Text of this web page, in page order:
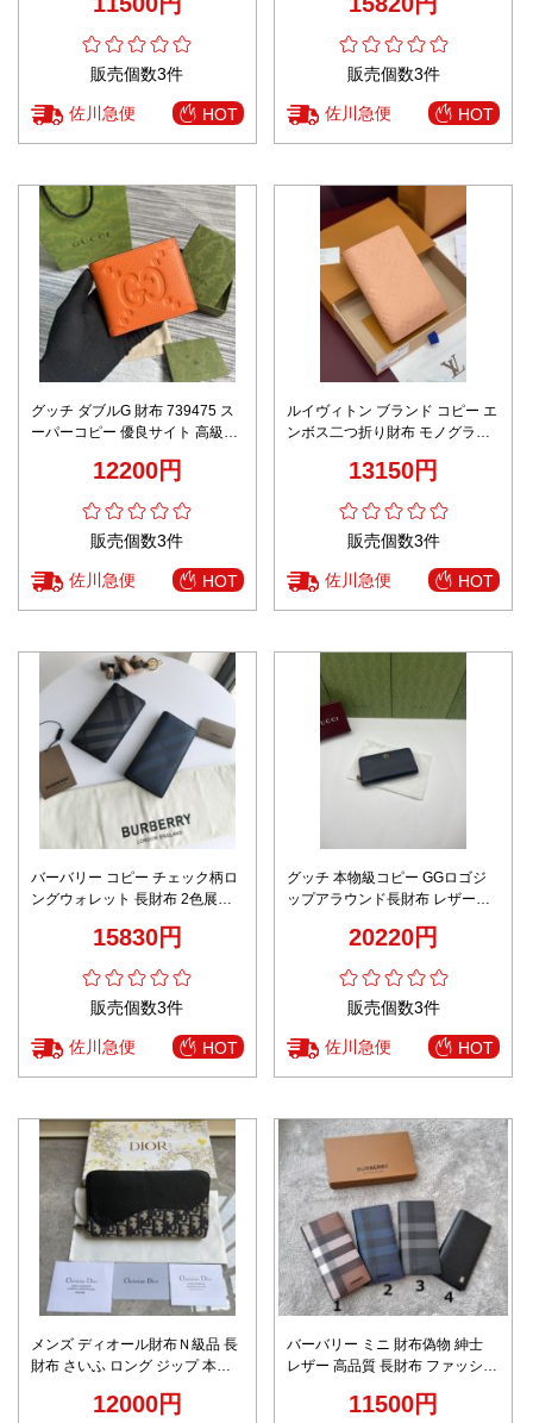
販売個数3件
佐川急便 HOT
く 安心取引モデル
販売個数3件
佐川急便 HOT
グッチ ダブルG 財布 739475 ス
ーパーコピー 優良サイト 高級感
レビュー高リピ率 安心サイト
12200円
販売個数3件
佐川急便 HOT
ルイヴィトン ブランド コピー エ
ンボス二つ折り財布 モノグラム
13150円
販売個数3件
佐川急便 HOT
バーバリー コピー チェック柄ロ
ングウォレット 長財布 2色展開
15830円
販売個数3件
佐川急便 HOT
グッチ 本物級コピー GGロゴジ
ップアラウンド長財布 レザーウ
20220円
販売個数3件
佐川急便 HOT
メンズ ディオール財布Ｎ級品 長
財布 さいふ ロング ジップ 本革
12000円
バーバリー ミニ 財布偽物 紳士
レザー 高品質 長財布 ファッショ
11500円